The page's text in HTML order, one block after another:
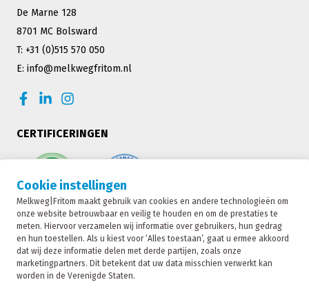
Cookie instellingen
Melkweg|Fritom maakt gebruik van cookies en andere technologieën om
onze website betrouwbaar en veilig te houden en om de prestaties te
meten. Hiervoor verzamelen wij informatie over gebruikers, hun gedrag
en hun toestellen. Als u kiest voor ‘Alles toestaan’, gaat u ermee akkoord
dat wij deze informatie delen met derde partijen, zoals onze
marketingpartners. Dit betekent dat uw data misschien verwerkt kan
worden in de Verenigde Staten.
De Marne 128
8701 MC Bolsward
T: +31 (0)515 570 050
E: info@melkwegfritom.nl
CERTIFICERINGEN